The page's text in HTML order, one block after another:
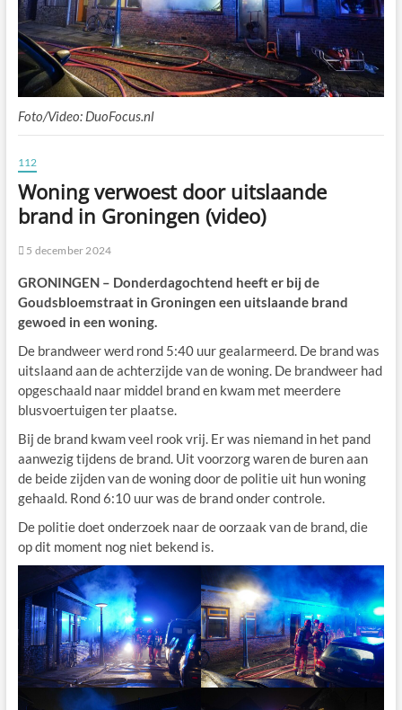
Foto/Video: DuoFocus.nl
112
Woning verwoest door uitslaande
brand in Groningen (video)
5 december 2024
GRONINGEN – Donderdagochtend heeft er bij de
Goudsbloemstraat in Groningen een uitslaande brand
gewoed in een woning.
De brandweer werd rond 5:40 uur gealarmeerd. De brand was
uitslaand aan de achterzijde van de woning. De brandweer had
opgeschaald naar middel brand en kwam met meerdere
blusvoertuigen ter plaatse.
Bij de brand kwam veel rook vrij. Er was niemand in het pand
aanwezig tijdens de brand. Uit voorzorg waren de buren aan
de beide zijden van de woning door de politie uit hun woning
gehaald. Rond 6:10 uur was de brand onder controle.
De politie doet onderzoek naar de oorzaak van de brand, die
op dit moment nog niet bekend is.